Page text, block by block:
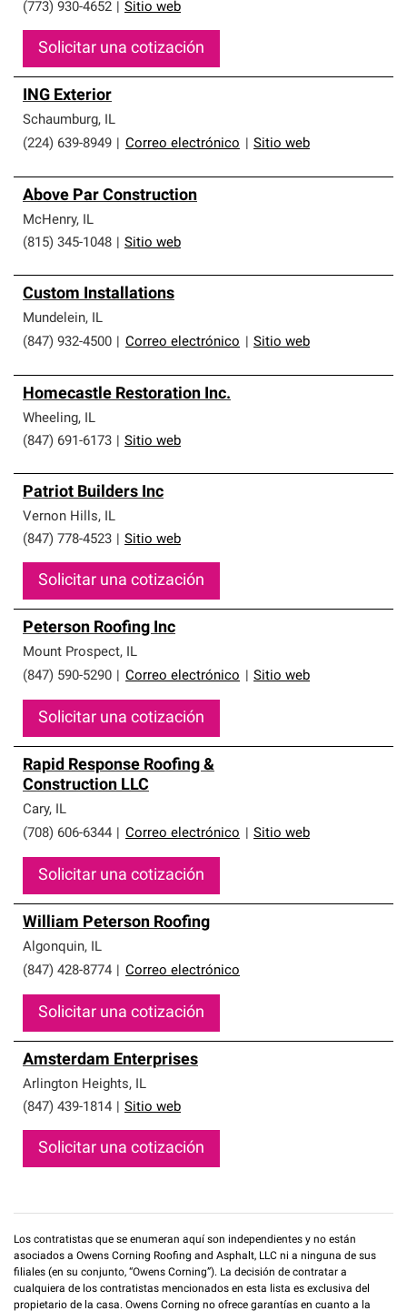
(773) 930-4652
Sitio web
Solicitar una cotización
ING Exterior
Schaumburg, IL
(224) 639-8949
Correo electrónico Sitio web
Above Par Construction
McHenry, IL
(815) 345-1048
Sitio web
Custom Installations
Mundelein, IL
(847) 932-4500
Correo electrónico Sitio web
Homecastle Restoration Inc.
Wheeling, IL
(847) 691-6173
Sitio web
Patriot Builders Inc
Vernon Hills, IL
(847) 778-4523
Sitio web
Solicitar una cotización
Peterson Roofing Inc
Mount Prospect, IL
(847) 590-5290
Correo electrónico Sitio web
Solicitar una cotización
Rapid Response Roofing &
Construction LLC
Cary, IL
(708) 606-6344
Correo electrónico Sitio web
Solicitar una cotización
William Peterson Roofing
Algonquin, IL
(847) 428-8774
Correo electrónico
Solicitar una cotización
Amsterdam Enterprises
Arlington Heights, IL
(847) 439-1814
Sitio web
Solicitar una cotización
Los contratistas que se enumeran aquí son independientes y no están
asociados a Owens Corning Roofing and Asphalt, LLC ni a ninguna de sus
filiales (en su conjunto, “Owens Corning”). La decisión de contratar a
cualquiera de los contratistas mencionados en esta lista es exclusiva del
propietario de la casa. Owens Corning no ofrece garantías en cuanto a la